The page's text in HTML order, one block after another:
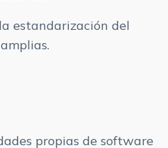
estandarización del
propias de software